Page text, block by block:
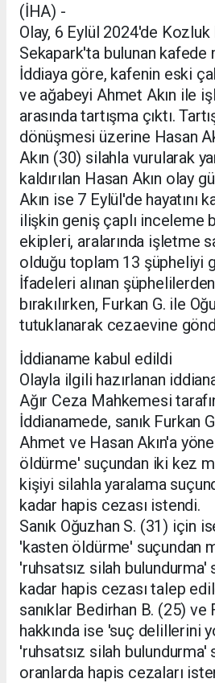
(İHA) -
Olay, 6 Eylül 2024'de
Sekapark'ta bulunan kafede
İddiaya göre, kafenin eski
ve ağabeyi Ahmet Akın ile
arasında tartışma çıktı.
dönüşmesi üzerine Hasan
Akın (30) silahla vurularak
kaldırılan Hasan Akın olay
Akın ise 7 Eylül'de hayatını
ilişkin geniş çaplı inceleme
ekipleri, aralarında işletme
olduğu toplam 13 şüpheliyi
İfadeleri alınan
bırakılırken, Furkan G. ile
tutuklanarak cezaevine
İddianame kabul edildi
Olayla ilgili hazırlanan
Ağır Ceza Mahkemesi
İddianamede, sanık Furkan
Ahmet ve Hasan Akın'a
öldürme' suçundan iki kez
kişiyi silahla yaralama
kadar hapis cezası istendi.
Sanık Oğuzhan S. (31) için
'kasten öldürme' suçundan
'ruhsatsız silah bulundurma'
kadar hapis cezası talep
sanıklar Bedirhan B. (25) ve
hakkında ise 'suç delillerini
'ruhsatsız silah bulundurma'
oranlarda hapis cezaları